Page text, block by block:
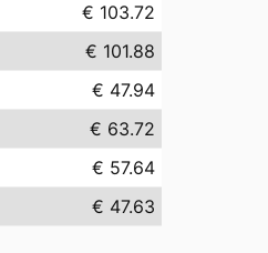
€ 103.72
€ 101.88
€ 47.94
€ 63.72
€ 57.64
€ 47.63